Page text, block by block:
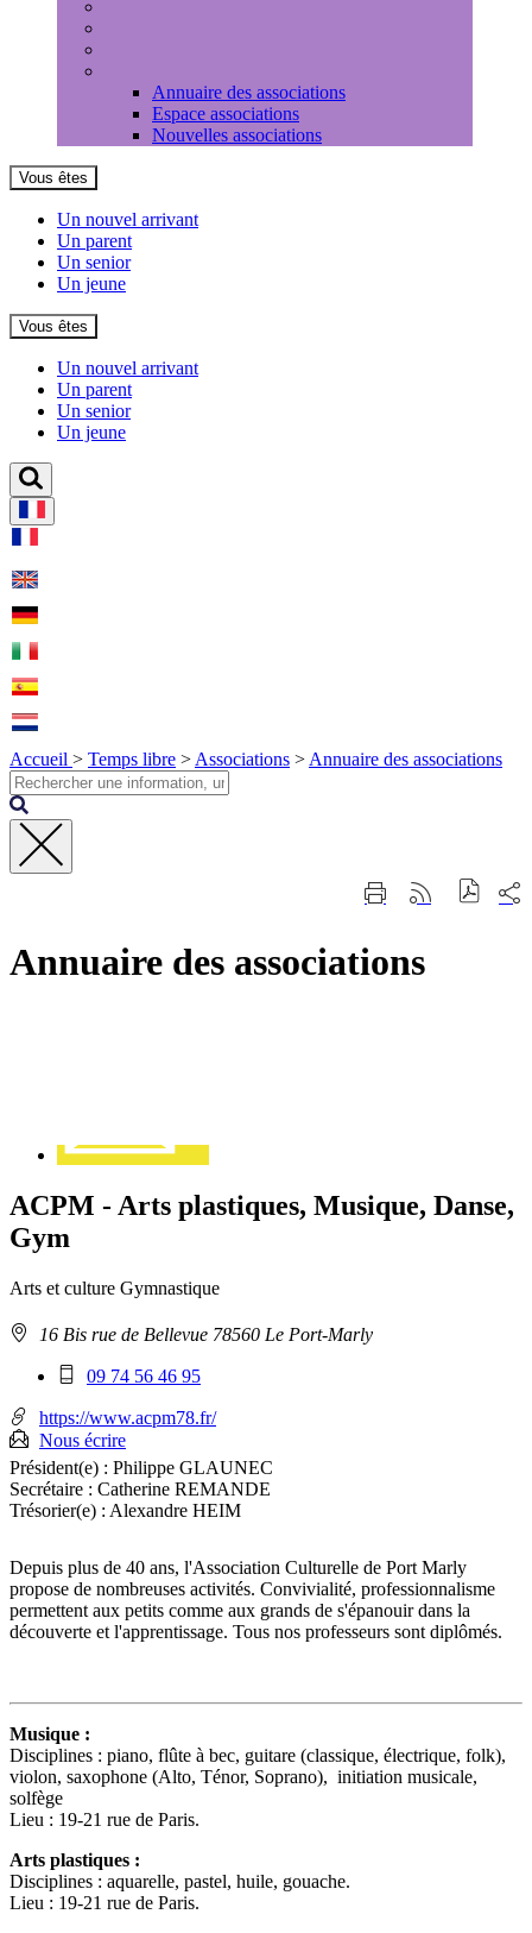
Annuaire des associations
Espace associations
Nouvelles associations
Vous êtes
Un nouvel arrivant
Un parent
Un senior
Un jeune
Vous êtes
Un nouvel arrivant
Un parent
Un senior
Un jeune
Accueil > Temps libre > Associations > Annuaire des associations
Fermer
ImprimerGénérer
RSS
sur
Annuaire des associations
ACPM - Arts plastiques, Musique, Danse,
Gym
Arts et culture Gymnastique
Adresse16 Bis rue de Bellevue 78560 Le Port-Marly
Téléphone
:
09 74 56 46 95
https://www.acpm78.fr/
Nous écrire
Président(e) : Philippe GLAUNEC
Secrétaire : Catherine REMANDE
Trésorier(e) : Alexandre HEIM
Depuis plus de 40 ans, l'Association Culturelle de Port Marly
propose de nombreuses activités. Convivialité, professionnalisme
permettent aux petits comme aux grands de s'épanouir dans la
découverte et l'apprentissage. Tous nos professeurs sont diplômés.
Musique :
Disciplines : piano, flûte à bec, guitare (classique, électrique, folk),
violon, saxophone (Alto, Ténor, Soprano), initiation musicale,
solfège
Lieu : 19-21 rue de Paris.
Arts plastiques :
Disciplines : aquarelle, pastel, huile, gouache.
Lieu : 19-21 rue de Paris.